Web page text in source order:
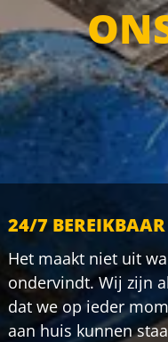
24/7 BEREIKBAAR
Het maakt niet uit
ondervindt. Wij zijn
dat we op ieder
aan huis kunnen